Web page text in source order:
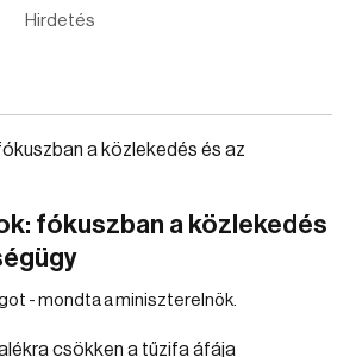
Hirdetés
fókuszban a közlekedés
- mondta a miniszterelnök.